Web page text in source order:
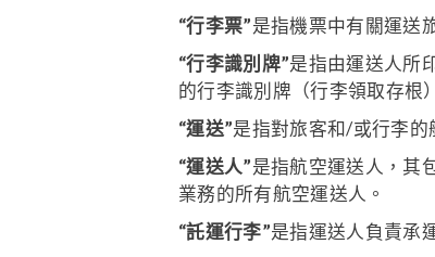
“行李票”是指機票中有關運送
“行李識別牌”是指由運送人所
的行李識別牌（行李領取存根
“運送”是指對旅客和/或行李的
“運送人”是指航空運送人，其
業務的所有航空運送人。
“託運行李”是指運送人負責承